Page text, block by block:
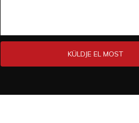
KÜLDJE EL MOST